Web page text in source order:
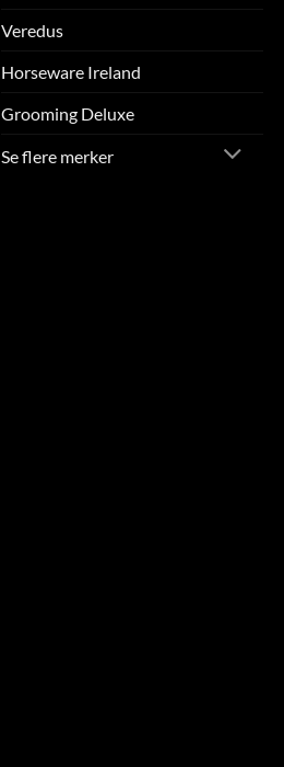
Veredus
Horseware Ireland
Grooming Deluxe
Se flere merker